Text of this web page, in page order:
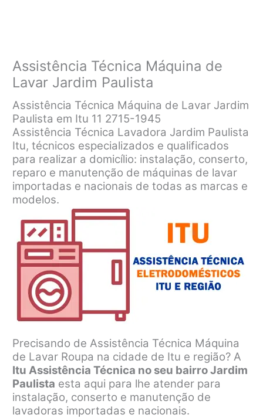
Assistência Técnica Máquina de
Lavar Jardim Paulista
Assistência Técnica Máquina de Lavar Jardim
Paulista em Itu 11 2715-1945
Assistência Técnica Lavadora Jardim Paulista
Itu, técnicos especializados e qualificados
para realizar a domicílio: instalação, conserto,
reparo e manutenção de máquinas de lavar
importadas e nacionais de todas as marcas e
modelos.
Precisando de Assistência Técnica Máquina
de Lavar Roupa na cidade de Itu e região? A
Itu Assistência Técnica no seu bairro Jardim
Paulista esta aqui para lhe atender para
instalação, conserto e manutenção de
lavadoras importadas e nacionais.